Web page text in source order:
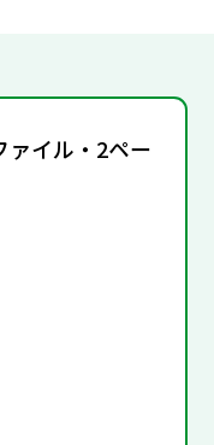
ァイル・2ペー